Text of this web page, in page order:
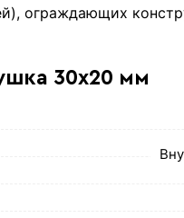
ограждающих
30х20 мм